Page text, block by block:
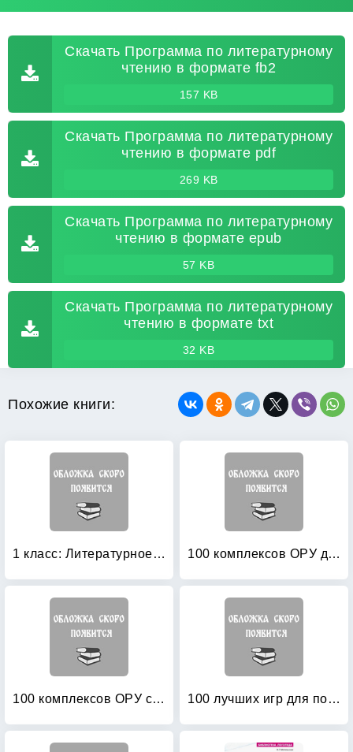
Скачать Программа по литературному
чтению в формате fb2
157 KB
Скачать Программа по литературному
чтению в формате pdf
269 KB
Скачать Программа по литературному
чтению в формате epub
57 KB
Скачать Программа по литературному
чтению в формате txt
32 KB
Похожие книги:
1 класс: Литературное чтение. Методические рекомендации. ФГОС 100 комплексов ОРУ для младших дошкольников с использованием стандартного и нестандартного оборудования
100 комплексов ОРУ с использованием стандартного и нестандартного оборудования 100 лучших игр для подготовки к школе